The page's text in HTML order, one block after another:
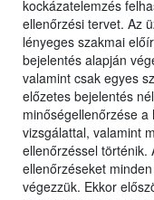
kockázatelemzés
ellenőrzési tervet. Az
lényeges szakmai
bejelentés alapján
valamint csak egyes
előzetes bejelentés
minőségellenőrzése
vizsgálattal, valamint
ellenőrzéssel történik.
ellenőrzéseket
végezzük. Ekkor